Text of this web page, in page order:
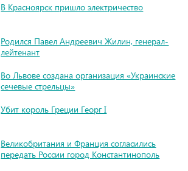
В Красноярск пришло электричество
Родился Павел Андреевич Жилин, генерал-
лейтенант
Во Львове создана организация «Украинские
сечевые стрельцы»
Убит король Греции Георг I
Великобритания и Франция согласились
передать России город Константинополь